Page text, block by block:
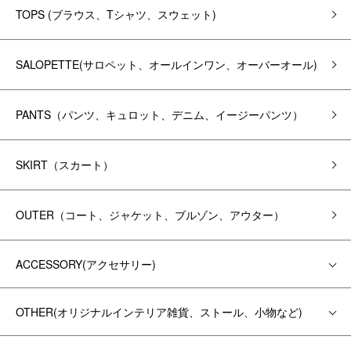
TOPS (ブラウス、Tシャツ、スウェット)
SALOPETTE(サロペット、オールインワン、オーバーオール)
PANTS（パンツ、キュロット、デニム、イージーパンツ）
SKIRT（スカート）
OUTER（コート、ジャケット、ブルゾン、アウター）
ACCESSORY(アクセサリー)
OTHER(オリジナルインテリア雑貨、ストール、小物など)